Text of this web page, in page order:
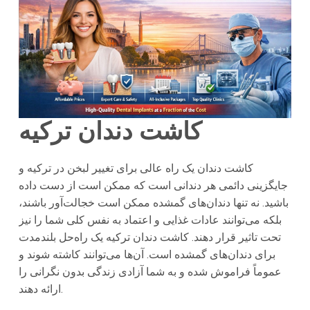
کاشت دندان ترکیه
کاشت دندان یک راه عالی برای تغییر لبخن در ترکیه و
جایگزینی دائمی هر دندانی است که ممکن است از دست داده
باشید. نه تنها دندان‌های گمشده ممکن است خجالت‌آور باشند،
بلکه می‌توانند عادات غذایی و اعتماد به نفس کلی شما را نیز
تحت تاثیر قرار دهند. کاشت دندان ترکیه یک راه‌حل بلندمدت
برای دندان‌های گمشده است. آن‌ها می‌توانند کاشته شوند و
عموماً فراموش شده و به شما آزادی زندگی بدون نگرانی را
ارائه دهند.